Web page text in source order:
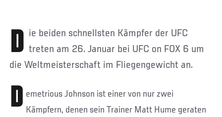
Die beiden schnellsten Kämpfer der UFC treten am 26. Januar bei UFC on FOX 6 um
die Weltmeisterschaft im Fliegengewicht an.
D emetrious Johnson ist einer von nur zwei
Kämpfern, denen sein Trainer Matt Hume geraten